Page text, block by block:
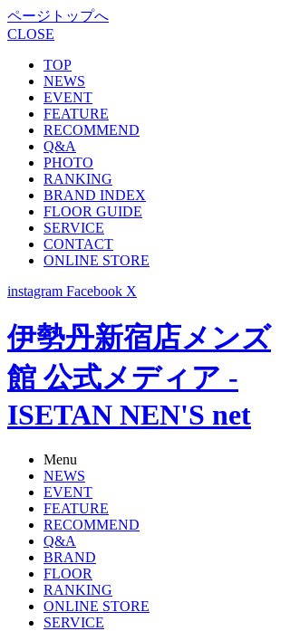
ページトップへ
CLOSE
TOP
NEWS
EVENT
FEATURE
RECOMMEND
Q&A
PHOTO
RANKING
BRAND INDEX
FLOOR GUIDE
SERVICE
CONTACT
ONLINE STORE
instagram Facebook X
伊勢丹新宿店メンズ
館 公式メディア -
ISETAN NEN'S net
Menu
NEWS
EVENT
FEATURE
RECOMMEND
Q&A
BRAND
FLOOR
RANKING
ONLINE STORE
SERVICE